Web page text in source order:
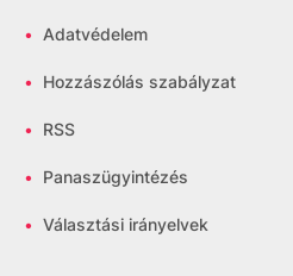
• Adatvédelem
• Hozzászólás szabályzat
• RSS
• Panaszügyintézés
• Választási irányelvek